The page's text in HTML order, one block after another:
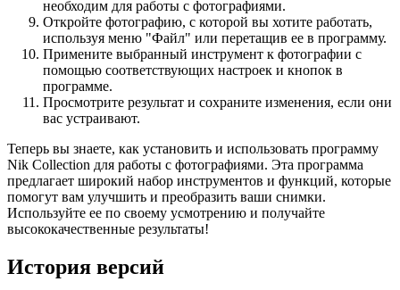
необходим для работы с фотографиями.
Откройте фотографию, с которой вы хотите работать,
используя меню "Файл" или перетащив ее в программу.
Примените выбранный инструмент к фотографии с
помощью соответствующих настроек и кнопок в
программе.
Просмотрите результат и сохраните изменения, если они
вас устраивают.
Теперь вы знаете, как установить и использовать программу
Nik Collection для работы с фотографиями. Эта программа
предлагает широкий набор инструментов и функций, которые
помогут вам улучшить и преобразить ваши снимки.
Используйте ее по своему усмотрению и получайте
высококачественные результаты!
История версий